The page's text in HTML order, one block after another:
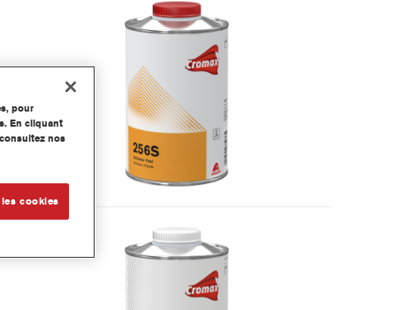
pour
En cliquant
nos
cookies